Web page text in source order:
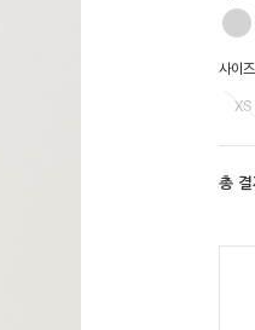
사이즈
XS
총 결